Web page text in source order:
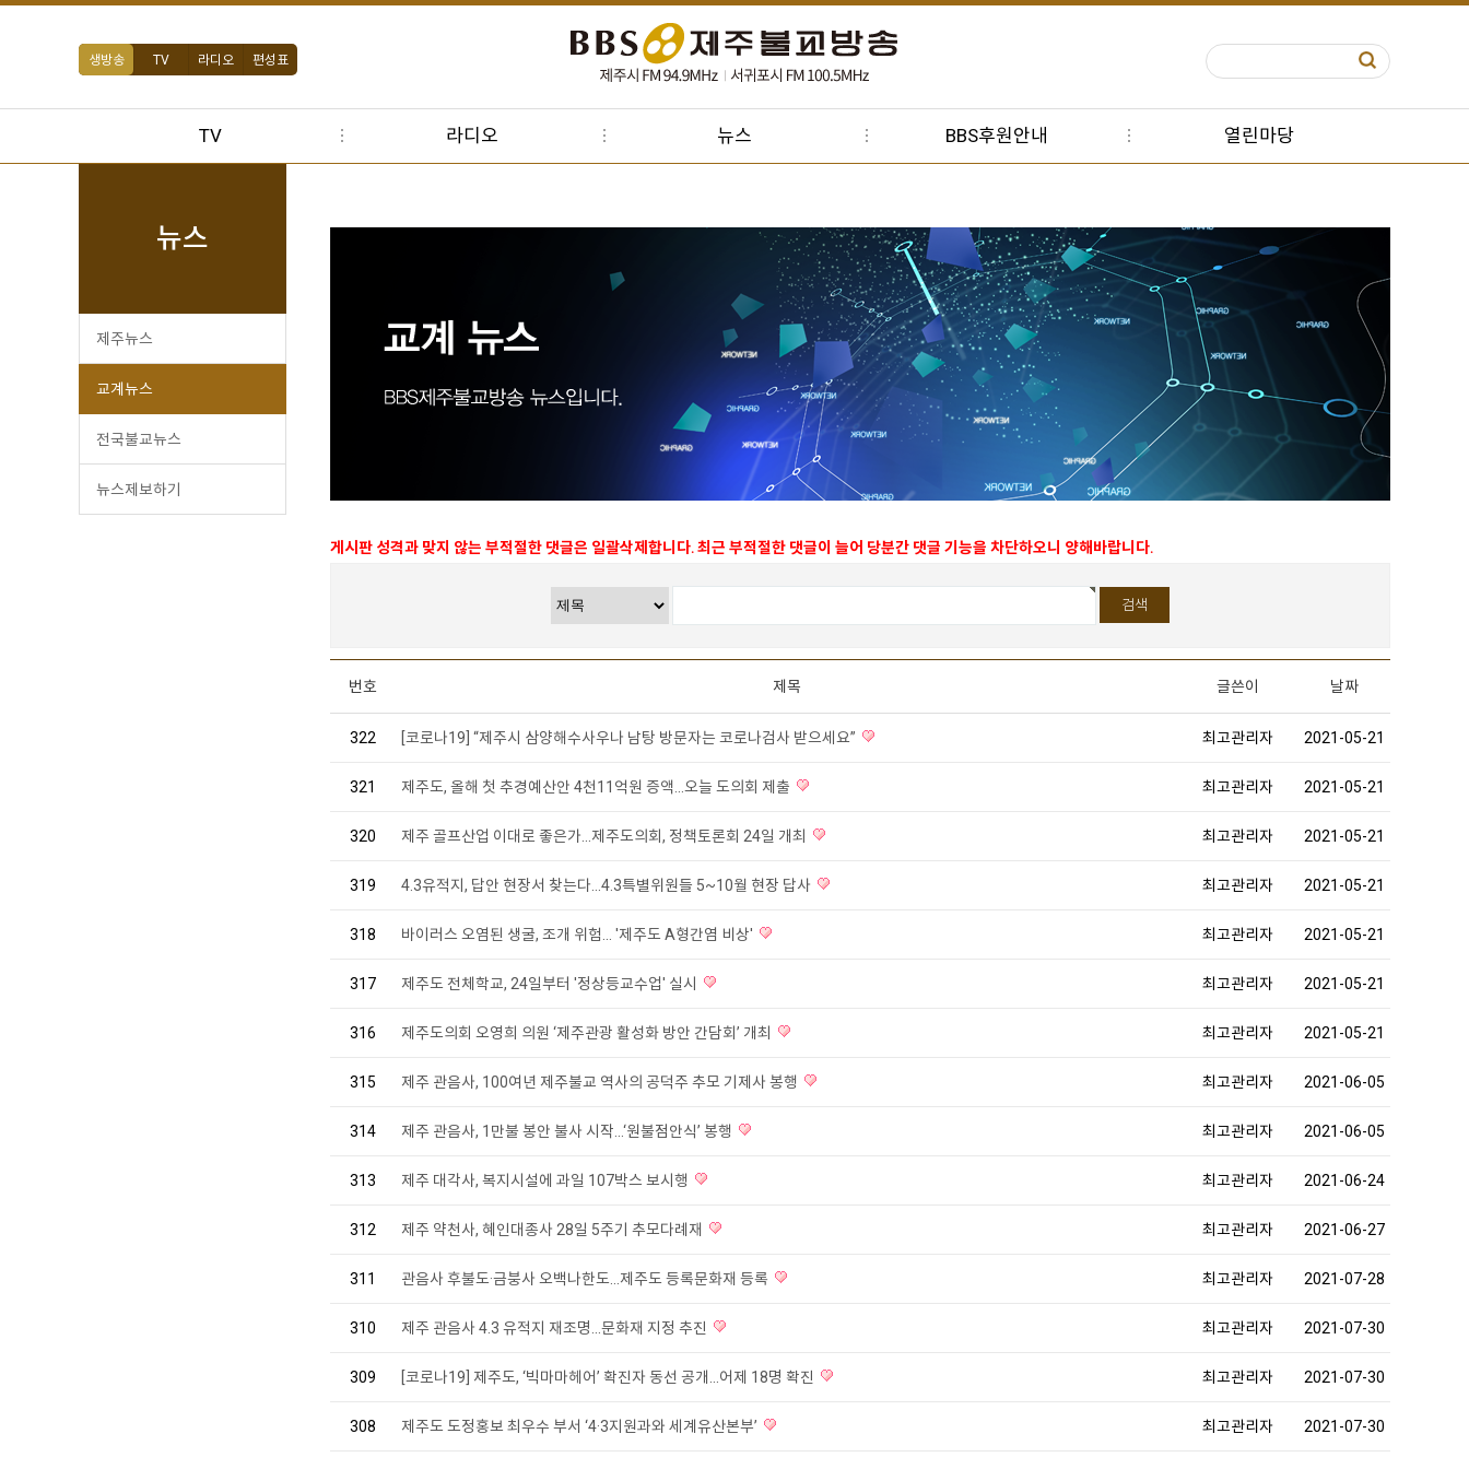
생방송 TV 라디오 편성표
TV 라디오 뉴스 BBS후원안내 열린마당
뉴스
제주뉴스
교계뉴스
전국불교뉴스
뉴스제보하기
게시판 성격과 맞지 않는 부적절한 댓글은 일괄삭제합니다. 최근 부적절한 댓글이 늘어 당분간 댓글 기능을 차단하오니 양해바랍니다.
번호 제목 글쓴이 날짜
322 [코로나19] “제주시 삼양해수사우나 남탕 방문자는 코로나검사 받으세요” 최고관리자 2021-05-21
321 제주도, 올해 첫 추경예산안 4천11억원 증액...오늘 도의회 제출 최고관리자 2021-05-21
320 제주 골프산업 이대로 좋은가...제주도의회, 정책토론회 24일 개최 최고관리자 2021-05-21
319 4.3유적지, 답안 현장서 찾는다...4.3특별위원들 5~10월 현장 답사 최고관리자 2021-05-21
318 바이러스 오염된 생굴, 조개 위험... '제주도 A형간염 비상' 최고관리자 2021-05-21
317 제주도 전체학교, 24일부터 '정상등교수업' 실시 최고관리자 2021-05-21
316 제주도의회 오영희 의원 ‘제주관광 활성화 방안 간담회’ 개최 최고관리자 2021-05-21
315 제주 관음사, 100여년 제주불교 역사의 공덕주 추모 기제사 봉행 최고관리자 2021-06-05
314 제주 관음사, 1만불 봉안 불사 시작...‘원불점안식’ 봉행 최고관리자 2021-06-05
313 제주 대각사, 복지시설에 과일 107박스 보시행 최고관리자 2021-06-24
312 제주 약천사, 혜인대종사 28일 5주기 추모다례재 최고관리자 2021-06-27
311 관음사 후불도·금붕사 오백나한도...제주도 등록문화재 등록 최고관리자 2021-07-28
310 제주 관음사 4.3 유적지 재조명...문화재 지정 추진 최고관리자 2021-07-30
309 [코로나19] 제주도, ‘빅마마헤어’ 확진자 동선 공개...어제 18명 확진 최고관리자 2021-07-30
308 제주도 도정홍보 최우수 부서 ‘4·3지원과와 세계유산본부’ 최고관리자 2021-07-30